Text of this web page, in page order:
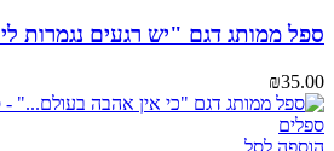
ספל ממותג דגם "יש רגעים נגמרות
₪35.00
הוספה לסל